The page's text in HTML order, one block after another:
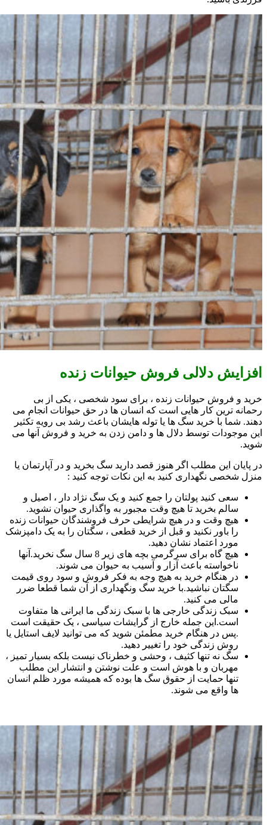
افزایش دلالی فروش حیوانات زنده
خرید و فروش حیوانات زنده ، برای سود شخصی ، یکی از بی
رحمانه ترین کار هایی است که انسان ها در حق حیوانات انجام می
دهند. شما با خرید سگ ها یا توله هایشان باعث رشد بی رویه تکثیر
این موجودات توسط دلال ها و دامن زدن به خرید و فروش آنها می
شوید.
در پایان این مطلب اگر هنوز قصد دارید سگ بخرید و در آپارتمان یا
منزل شخصی نگهداری کنید به این نکات توجه کنید :
سعی کنید پولتان را جمع کنید و یک سگ نژاد دار ، اصیل و
سالم بخرید تا هیچ وقت مجبور به واگذاری حیوان نشوید.
هیچ وقت و در هیچ شرایطی حرف فروشندگان حیوانات زنده
را باور نکنید و قبل از خرید قطعی ، سگتان را به یک دامپزشک
مورد اعتماد نشان دهید.
هیچ گاه برای سرگرمی بچه های زیر 8 سال سگ نخرید.آنها
ناخواسته باعث آزار و آسیب به حیوان می شوند.
در هنگام خرید به هیچ وجه به فکر فروش و سود روی قیمت
سگتان نباشید.با خرید سگ ونگهداری از آن شما قطعا ضرر
مالی می کنید.
سبک زندگی خارجی ها با سبک زندگی ما ایرانی ها متفاوت
است.این جمله خارج از گرایشات سیاسی ، یک حقیقت است
.پس در هنگام خرید مطمئن شوید که می توانید لایف استایل یا
روش زندگی خود را تغییر دهید.
سگ نه تنها کثیف ، وحشی و خطرناک نیست بلکه بسیار تمیز ،
مهربان و با هوش است و علت نوشتن و انتشار این مطلب
تنها حمایت از حقوق سگ ها بوده که همیشه مورد ظلم انسان
ها واقع می شوند.